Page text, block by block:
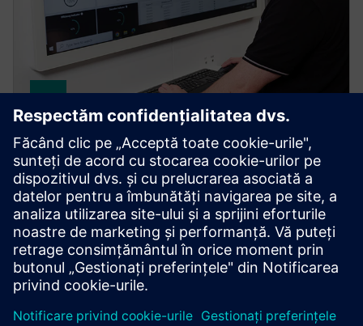
Brownfield Analytics
Brownfield Analytics: Fast visibility into production
KPIs and machine health. Improves productivity,
reduces downtime, integrates insights with existing
systems.